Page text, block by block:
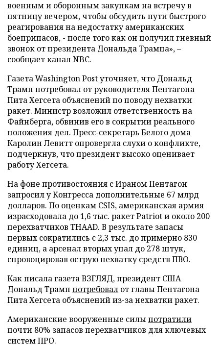
военным и оборонным закупкам на встречу в
пятницу вечером, чтобы обсудить пути быстрого
реагирования на недостатку американских
боеприпасов, - после того как он получил гневный
звонок от президента Дональда Трампа», –
сообщает канал NBC.
Газета Washington Post уточняет, что Дональд
Трамп потребовал от руководителя Пентагона
Пита Хегсета объяснений по поводу нехватки
ракет. Министр возложил ответственность на
Файнберга, обвинив его в сокрытии реального
положения дел. Пресс-секретарь Белого дома
Каролин Левитт опровергла слухи о конфликте,
подчеркнув, что президент высоко оценивает
работу Хегсета.
На фоне противостояния с Ираном Пентагон
запросил у Конгресса дополнительные 67 млрд
долларов. По оценкам CSIS, американская армия
израсходовала до 1,6 тыс. ракет Patriot и около 200
перехватчиков THAAD. В результате запасы
первых сократились с 2,3 тыс. до примерно 830
единиц, а арсенал вторых упал до 278 штук,
спровоцировав острую нехватку средств ПВО.
Как писала газета ВЗГЛЯД, президент США
Дональд Трамп потребовал от главы Пентагона
Пита Хегсета объяснений из-за нехватки ракет.
Американские вооруженные силыпотратили
почти 80% запасов перехватчиков для ключевых
систем ПРО.